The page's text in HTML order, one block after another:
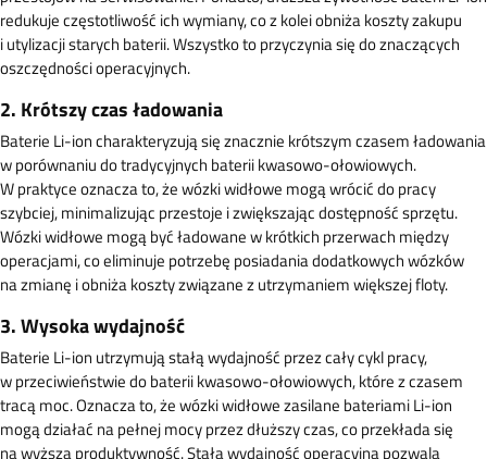
redukuje częstotliwość ich wymiany, co z kolei obniża koszty zakupu
i utylizacji starych baterii. Wszystko to przyczynia się do znaczących
oszczędności operacyjnych.
2. Krótszy czas ładowania
Baterie Li-ion charakteryzują się znacznie krótszym czasem ładowania
w porównaniu do tradycyjnych baterii kwasowo-ołowiowych.
W praktyce oznacza to, że wózki widłowe mogą wrócić do pracy
szybciej, minimalizując przestoje i zwiększając dostępność sprzętu.
Wózki widłowe mogą być ładowane w krótkich przerwach między
operacjami, co eliminuje potrzebę posiadania dodatkowych wózków
na zmianę i obniża koszty związane z utrzymaniem większej floty.
3. Wysoka wydajność
Baterie Li-ion utrzymują stałą wydajność przez cały cykl pracy,
w przeciwieństwie do baterii kwasowo-ołowiowych, które z czasem
tracą moc. Oznacza to, że wózki widłowe zasilane bateriami Li-ion
mogą działać na pełnej mocy przez dłuższy czas, co przekłada się
na wyższą produktywność. Stała wydajność operacyjna pozwala